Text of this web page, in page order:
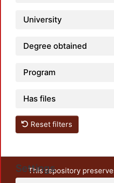
University
Degree obtained
Program
Has files
Reset filters
Settings
This repository